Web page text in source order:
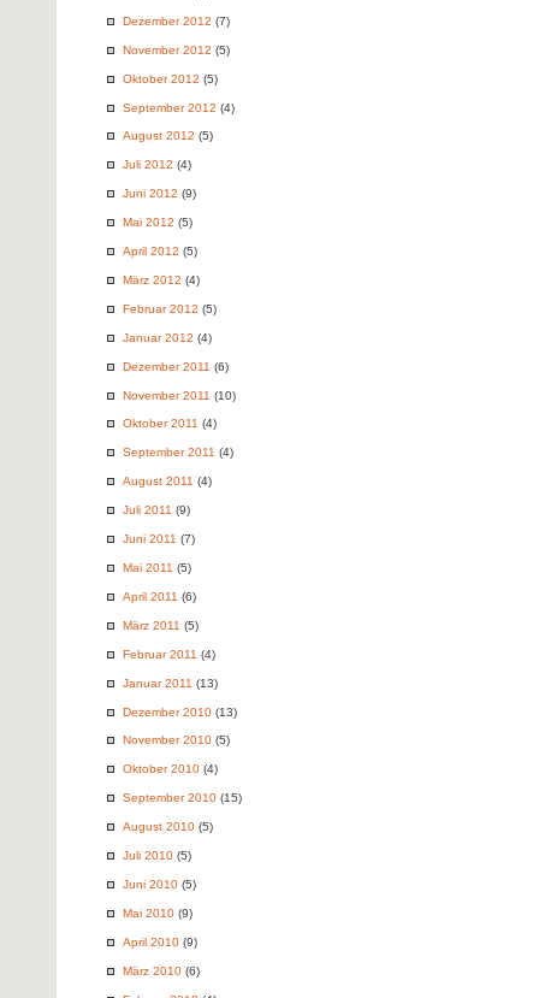
Dezember 2012 (7)
November 2012 (5)
Oktober 2012 (5)
September 2012 (4)
August 2012 (5)
Juli 2012 (4)
Juni 2012 (9)
Mai 2012 (5)
April 2012 (5)
März 2012 (4)
Februar 2012 (5)
Januar 2012 (4)
Dezember 2011 (6)
November 2011 (10)
Oktober 2011 (4)
September 2011 (4)
August 2011 (4)
Juli 2011 (9)
Juni 2011 (7)
Mai 2011 (5)
April 2011 (6)
März 2011 (5)
Februar 2011 (4)
Januar 2011 (13)
Dezember 2010 (13)
November 2010 (5)
Oktober 2010 (4)
September 2010 (15)
August 2010 (5)
Juli 2010 (5)
Juni 2010 (5)
Mai 2010 (9)
April 2010 (9)
März 2010 (6)